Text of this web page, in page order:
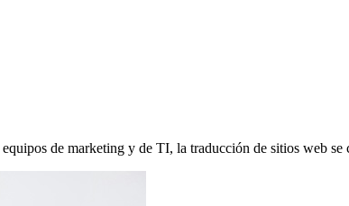
de marketing y de TI, la traducción de sitios web